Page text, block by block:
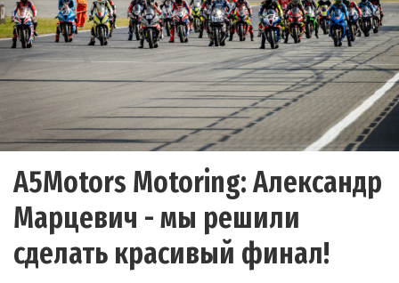
A5Motors Motoring: Александр
Марцевич - мы решили
сделать красивый финал!